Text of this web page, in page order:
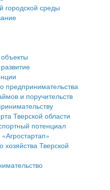
области
округа
ранее учтенных
малого и
малого и
среды
предпринимательства
и поручительств
Тверской области
потенциал
хозяйства Тверской